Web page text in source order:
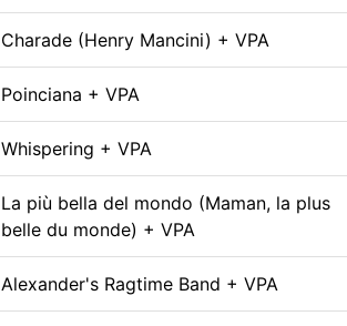
Charade (Henry Mancini) + VPA
Poinciana + VPA
Whispering + VPA
La più bella del mondo (Maman, la plus
belle du monde) + VPA
Alexander's Ragtime Band + VPA